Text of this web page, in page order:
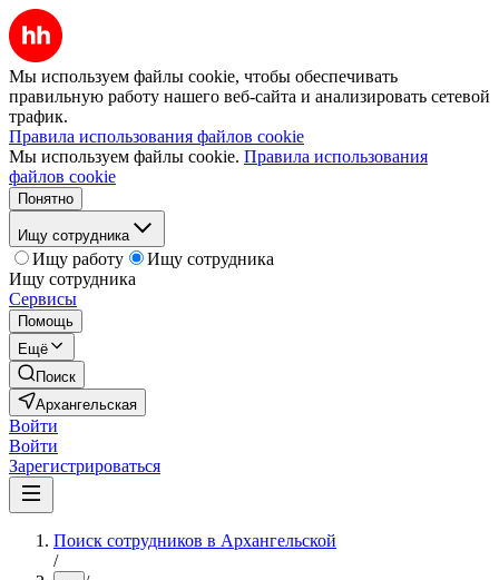
Мы используем файлы cookie, чтобы обеспечивать
правильную работу нашего веб-сайта и анализировать сетевой
трафик.
Правила использования файлов cookie
Мы используем файлы cookie. Правила использования
файлов cookie
Понятно
Ищу сотрудника
Ищу работу
Ищу сотрудника
Ищу сотрудника
Сервисы
Помощь
Ещё
Поиск
Архангельская
Войти
Войти
Зарегистрироваться
Поиск сотрудников в Архангельской
/